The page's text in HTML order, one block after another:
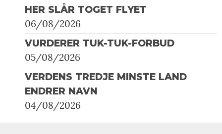
HER SLÅR TOGET FLYET
06/08/2026
VURDERER TUK-TUK-FORBUD
05/08/2026
VERDENS TREDJE MINSTE LAND
ENDRER NAVN
04/08/2026